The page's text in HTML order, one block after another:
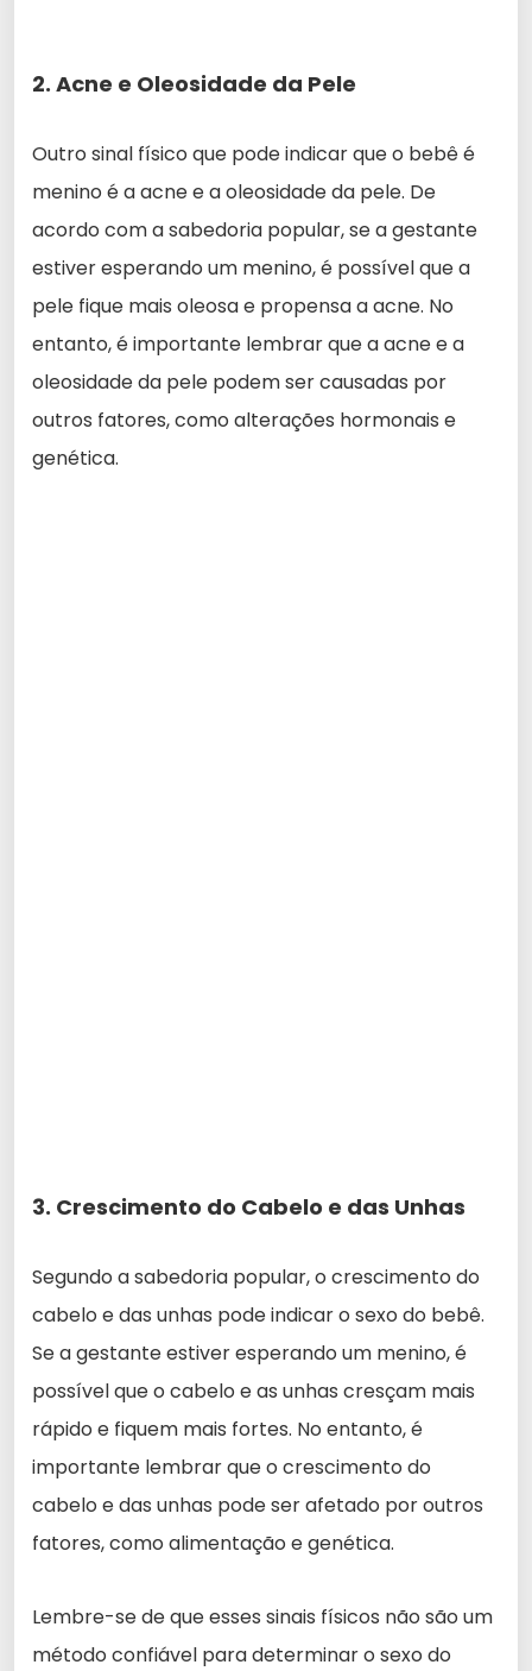
2. Acne e Oleosidade da Pele
Outro sinal físico que pode indicar que o bebê é
menino é a acne e a oleosidade da pele. De
acordo com a sabedoria popular, se a gestante
estiver esperando um menino, é possível que a
pele fique mais oleosa e propensa a acne. No
entanto, é importante lembrar que a acne e a
oleosidade da pele podem ser causadas por
outros fatores, como alterações hormonais e
genética.
3. Crescimento do Cabelo e das Unhas
Segundo a sabedoria popular, o crescimento do
cabelo e das unhas pode indicar o sexo do bebê.
Se a gestante estiver esperando um menino, é
possível que o cabelo e as unhas cresçam mais
rápido e fiquem mais fortes. No entanto, é
importante lembrar que o crescimento do
cabelo e das unhas pode ser afetado por outros
fatores, como alimentação e genética.
Lembre-se de que esses sinais físicos não são um
método confiável para determinar o sexo do